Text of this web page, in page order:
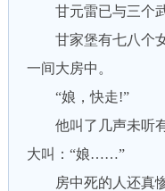
甘元雷已与三个武
甘家堡有七八个女
一间大房中。
“娘，快走!”
他叫了几声未听有
大叫：“娘……”
房中死的人还真惨